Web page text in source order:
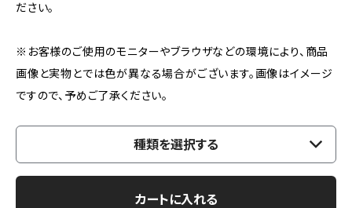
ださい。
※お客様のご使用のモニターやブラウザなどの環境により、商品
画像と実物とでは色が異なる場合がございます。画像はイメージ
ですので、予めご了承ください。
種類を選択する
カートに入れる